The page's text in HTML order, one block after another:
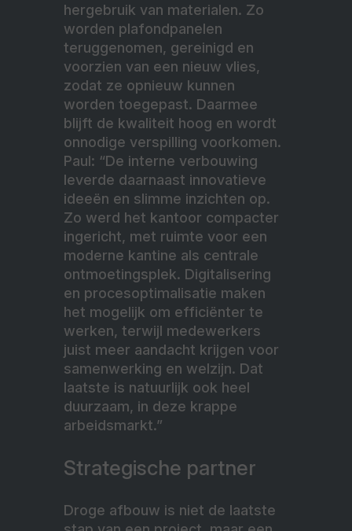
hergebruik van materialen. Zo
worden plafondpanelen
teruggenomen, gereinigd en
voorzien van een nieuw vlies,
zodat ze opnieuw kunnen
worden toegepast. Daarmee
blijft de kwaliteit hoog en wordt
onnodige verspilling voorkomen.
Paul: “De interne verbouwing
leverde daarnaast innovatieve
ideeën en slimme inzichten op.
Zo werd het kantoor compacter
ingericht, met ruimte voor een
moderne kantine als centrale
ontmoetingsplek. Digitalisering
en procesoptimalisatie maken
het mogelijk om efficiënter te
werken, terwijl medewerkers
juist meer aandacht krijgen voor
samenwerking en welzijn. Dat
laatste is natuurlijk ook heel
duurzaam, in deze krappe
arbeidsmarkt.”
Strategische partner
Droge afbouw is niet de laatste